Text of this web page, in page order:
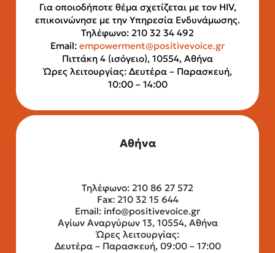
Για οποιοδήποτε θέμα σχετίζεται με τον HIV,
επικοινώνησε με την Υπηρεσία Ενδυνάμωσης.
Τηλέφωνο: 210 32 34 492
Email: empowerment@positivevoice.gr
Πιττάκη 4 (ισόγειο), 10554, Αθήνα
Ώρες λειτουργίας: Δευτέρα – Παρασκευή,
10:00 – 14:00
Αθήνα
Τηλέφωνο: 210 86 27 572
Fax: 210 32 15 644
Email: info@positivevoice.gr
Αγίων Αναργύρων 13, 10554, Αθήνα
Ώρες λειτουργίας:
Δευτέρα – Παρασκευή, 09:00 – 17:00